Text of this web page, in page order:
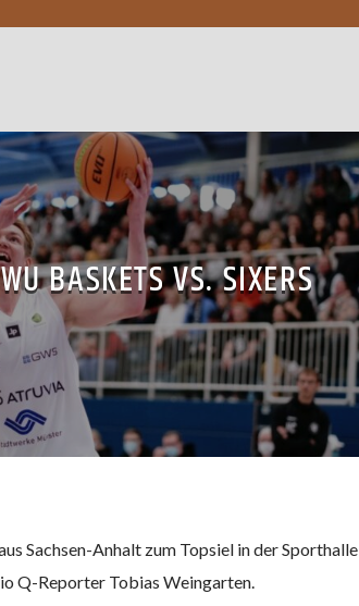
BASKETS VS. SIXERS
Sachsen-Anhalt zum Topsiel in der Sporthalle
Q-Reporter Tobias Weingarten.